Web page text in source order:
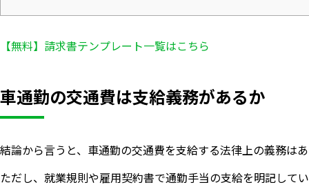
【無料】請求書テンプレート一覧はこちら
車通勤の交通費は支給義務があるか
結論から言うと、車通勤の交通費を支給する法律上の義務は
ただし、就業規則や雇用契約書で通勤手当の支給を明記して